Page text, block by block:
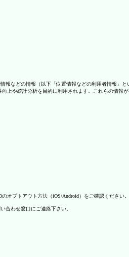
などの情報（以下「位置情報などの利用者情報」
や統計分析を目的に利用されます。これらの情報
オプトアウト方法（iOS/Android）をご確認ください。
合わせ窓口にご連絡下さい。